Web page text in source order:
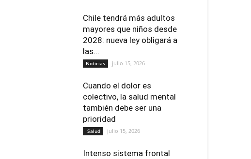
Chile tendrá más adultos
mayores que niños desde
2028: nueva ley obligará a
las...
Noticias julio 15, 2026
Cuando el dolor es
colectivo, la salud mental
también debe ser una
prioridad
Salud julio 15, 2026
Intenso sistema frontal